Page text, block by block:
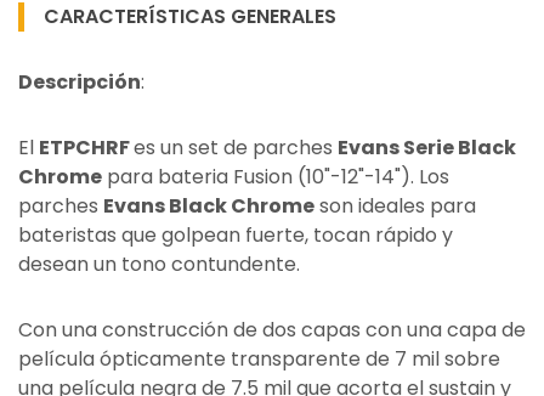
CARACTERÍSTICAS GENERALES
Descripción:
El ETPCHRFes un set de parches Evans Serie Black
Chrome para bateria Fusion (10"-12"-14"). Los
parches Evans Black Chromeson ideales para
bateristas que golpean fuerte, tocan rápido y
desean un tono contundente.
Con una construcción de dos capas con una capa de
película ópticamente transparente de 7 mil sobre
una película negra de 7.5 mil que acorta el sustain y